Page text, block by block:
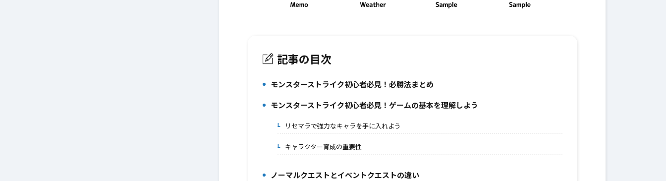
記事の目次
モンスターストライク初心者必見！必勝法まとめ
モンスターストライク初心者必見！ゲームの基本を理解しよう
2-1.リセマラで強力なキャラを手に入れよう
2-2.キャラクター育成の重要性
ノーマルクエストとイベントクエストの違い